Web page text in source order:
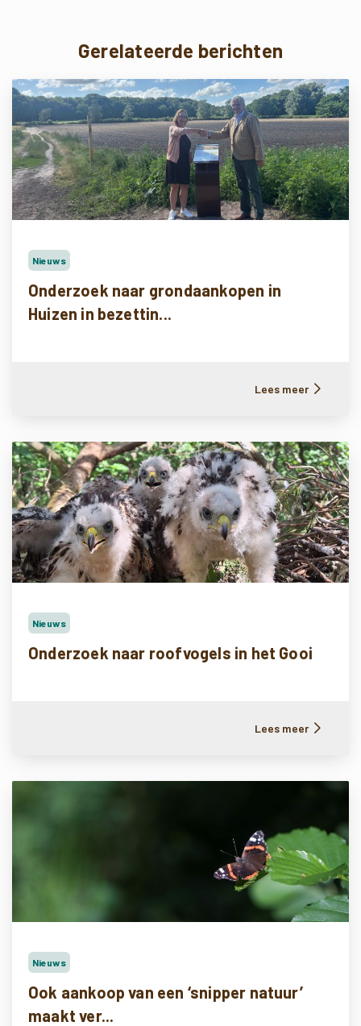
Gerelateerde berichten
Nieuws
Onderzoek naar grondaankopen in
Huizen in bezettin...
Lees meer
Nieuws
Onderzoek naar roofvogels in het Gooi
Lees meer
Nieuws
Ook aankoop van een ‘snipper natuur’
maakt ver...